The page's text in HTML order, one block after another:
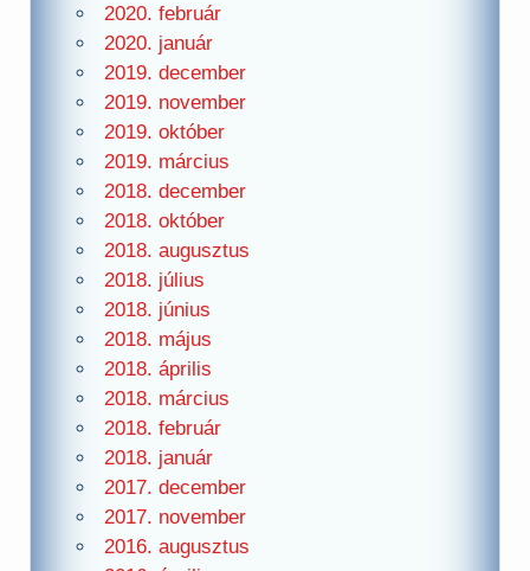
2020. február
2020. január
2019. december
2019. november
2019. október
2019. március
2018. december
2018. október
2018. augusztus
2018. július
2018. június
2018. május
2018. április
2018. március
2018. február
2018. január
2017. december
2017. november
2016. augusztus